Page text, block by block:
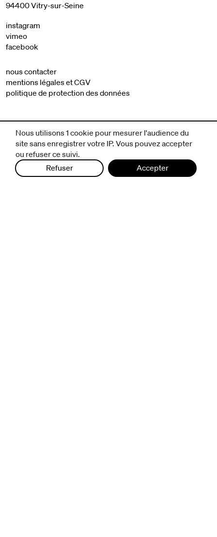
94400 Vitry-sur-Seine
instagram
vimeo
facebook
nous contacter
mentions légales et CGV
politique de protection des données
Nous utilisons 1 cookie pour mesurer l'audience du
site sans enregistrer votre IP. Vous pouvez accepter
ou refuser ce suivi.
Refuser
Accepter